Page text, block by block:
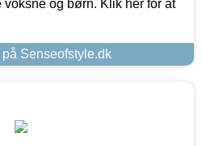
voksne og børn. Klik her for at
Senseofstyle.dk